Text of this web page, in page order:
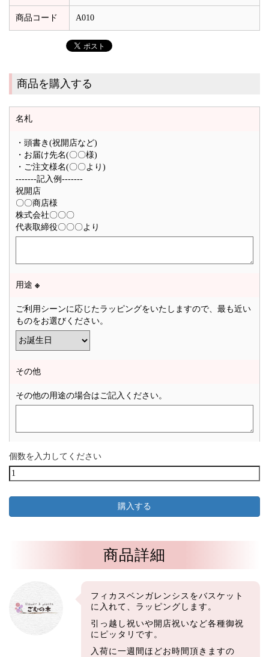
商品コード A010
商品を購入する
名札
・頭書き(祝開店など)
・お届け先名(〇〇様)
・ご注文様名(〇〇より)
-------記入例-------
祝開店
〇〇商店様
株式会社〇〇〇
代表取締役〇〇〇より
用途 ※
ご利用シーンに応じたラッピングをいたしますので、最も近い
ものをお選びください。
その他
その他の用途の場合はご記入ください。
個数を入力してください
商品詳細
フィカスベンガレンシスをバスケット
に入れて、ラッピングします。
引っ越し祝いや開店祝いなど各種御祝
にピッタリです。
入荷に一週間ほどお時間頂きますの